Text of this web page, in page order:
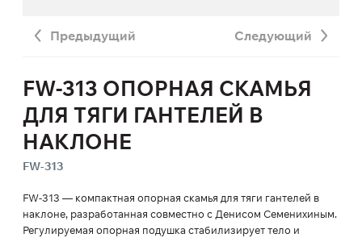
Предыдущий Следующий
FW-313 ОПОРНАЯ СКАМЬЯ
ДЛЯ ТЯГИ ГАНТЕЛЕЙ В
НАКЛОНЕ
FW-313
FW-313 — компактная опорная скамья для тяги гантелей в
наклоне, разработанная совместно с Денисом Семенихиным.
Регулируемая опорная подушка стабилизирует тело и